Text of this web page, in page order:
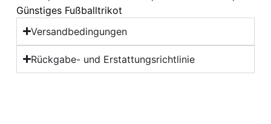
Günstiges Fußballtrikot
Versandbedingungen
Rückgabe- und Erstattungsrichtlinie